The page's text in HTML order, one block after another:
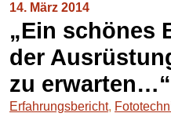
14. März 2014
„Ein schönes
der
zu erwarten…“
Erfahrungsbericht,